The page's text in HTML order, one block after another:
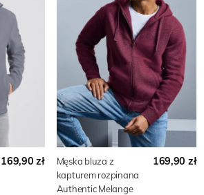
169,90 zł
Męska bluza z
kapturem rozpinana
Authentic Melange
169,90 zł